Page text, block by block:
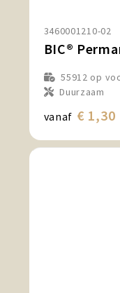
3460001210-02
55912 op
Duurzaam
vanaf € 1,30